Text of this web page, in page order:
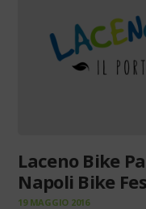
Laceno Bike
Napoli Bike
19 MAGGIO 2016